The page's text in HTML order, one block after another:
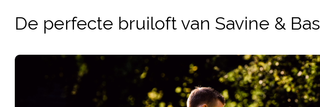
De perfecte bruiloft van Savine & Bas